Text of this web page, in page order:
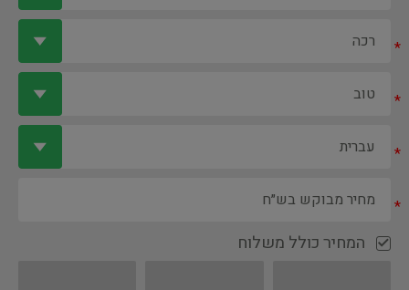
*
*
*
*
המחיר כולל משלוח